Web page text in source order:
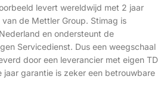
levert wereldwijd met 2 jaar
de Mettler Group. Stimag is
en ondersteunt de
Servicedienst. Dus een weegschaal
door een leverancier met eigen TD
jaar garantie is zeker een betrouwbare